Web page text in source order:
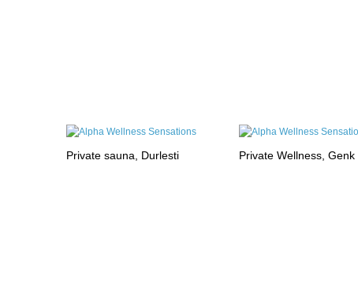
Private sauna, Durlesti Private Wellness, Genk